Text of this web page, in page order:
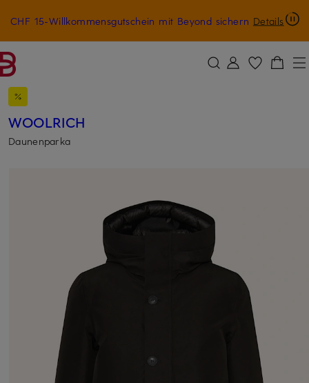
ZUM HAUPTINHALT ÜBERSPRINGEN ZUM SUCHFELD ÜBERSPRINGEN
CHF 15-Willkommensgutschein mit Beyond sichern Details
WOOLRICH
Daunenparka